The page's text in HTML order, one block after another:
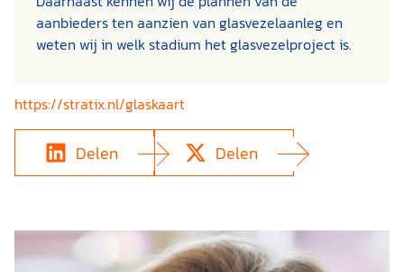
aanbieders ten aanzien van glasvezelaanleg en
weten wij in welk stadium het glasvezelproject is.
https://stratix.nl/glaskaart
Delen Delen